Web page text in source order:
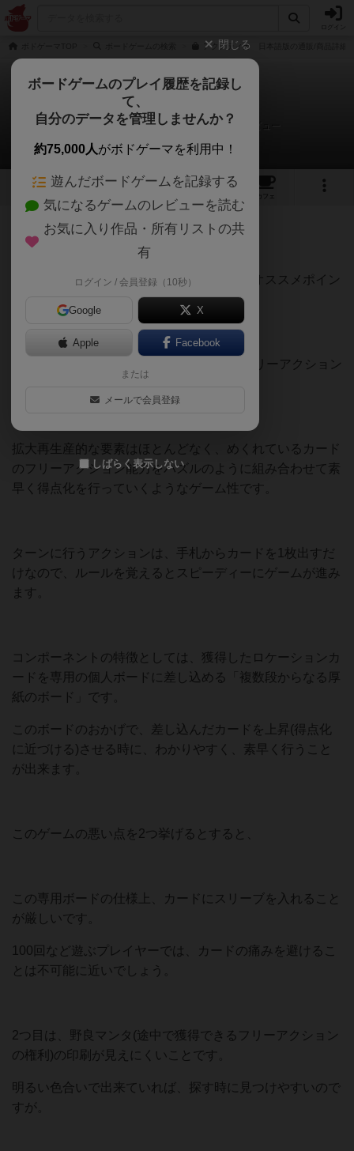
アクアティカ 日本語版の通販/商品詳細
アクアティカ
ボードゲームカフェプラス@梅田さんのレビュー
3 6
カフェ
980名 2名 0 5年弱前
レーティングが非公開に設定されたユーザー
トップにゲームの概要が書いているため、オススメポイン
トなどを挙げていきます。
アクアティカは、1ターン1アクション＋フリーアクション
拡大再生産的な要素はほとんどなく、めくれているカード
のフリーアクション能力をパズルのように組み合わせて素
早く得点化を行っていくようなゲーム性です。
ターンに行うアクションは、手札からカードを1枚出すだ
けなので、ルールを覚えるとスピーディーにゲームが進み
ます。
コンポーネントの特徴としては、獲得したロケーションカ
ードを専用の個人ボードに差し込める「複数段からなる厚
紙のボード」です。
このボードのおかげで、差し込んだカードを上昇(得点化
に近づける)させる時に、わかりやすく、素早く行うこと
が出来ます。
このゲームの悪い点を2つ挙げるとすると、
この専用ボードの仕様上、カードにスリーブを入れること
が厳しいです。
100回など遊ぶプレイヤーでは、カードの痛みを避けるこ
とは不可能に近いでしょう。
2つ目は、野良マンタ(途中で獲得できるフリーアクション
の権利)の印刷が見えにくいことです。
明るい色合いで出来ていれば、探す時に見つけやすいので
すが。
閉じる
ボードゲームのプレイ履歴を記録し
て、
自分のデータを管理しませんか？
約75,000人がボドゲーマを利用中！
遊んだボードゲームを記録する
気になるゲームのレビューを読む
お気に入り作品・所有リストの共
有
ログイン / 会員登録（10秒）
Google X
Apple Facebook
または
メールで会員登録
しばらく表示しない